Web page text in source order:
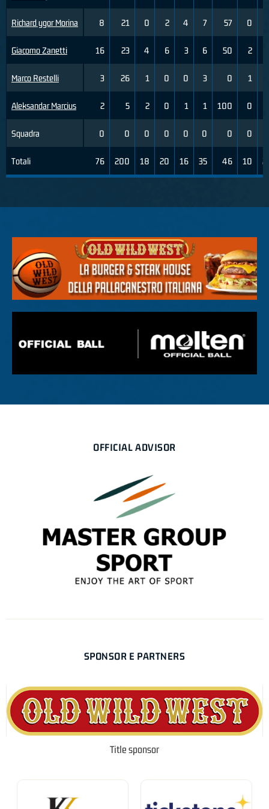
Richard ygor Morina
Giacomo Zanetti
Marco Restelli
Aleksandar Marcius
Squadra
Totali
8 21 0 2 4 7 57 0
16 23 4 6 3 6 50 2
3 26 1 0 0 3 0 1
2 5 2 0 1 1 100 0
0 0 0 0 0 0 0 0
76 200 18 20 16 35 46 10
OFFICIAL ADVISOR
SPONSOR E PARTNERS
Title sponsor